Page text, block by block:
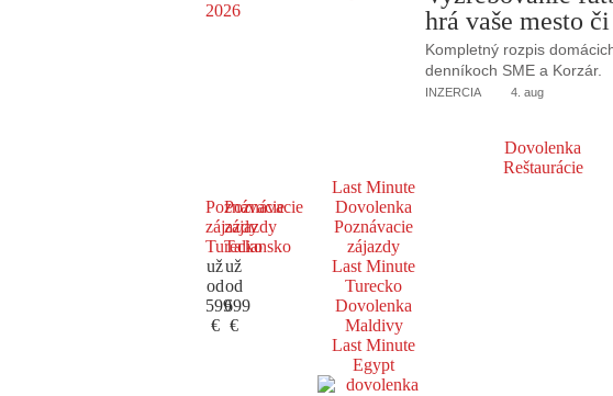
hrá vaše mesto
Kompletný rozpis
denníkoch SME a Korzár.
INZERCIA 4. aug
Dovolenka
Reštaurácie
Poznávacie
zájazdy
Turecko
už
od
599
€
Poznávacie
zájazdy
Taliansko
už
od
699
€
Last Minute
Dovolenka
Poznávacie
zájazdy
Last Minute
Turecko
Dovolenka
Maldivy
Last Minute
Egypt